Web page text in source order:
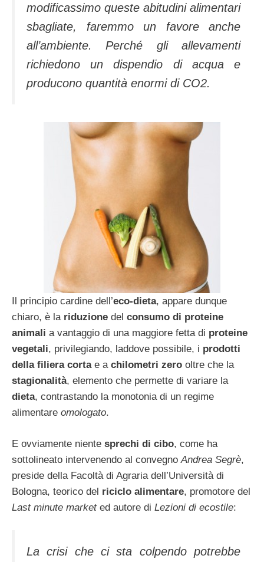
modificassimo queste abitudini alimentari
sbagliate, faremmo un favore anche
all’ambiente. Perché gli allevamenti
richiedono un dispendio di acqua e
producono quantità enormi di CO2.
Il principio cardine dell’eco-dieta, appare dunque
chiaro, è la riduzione del consumo di proteine
animali a vantaggio di una maggiore fetta di proteine
vegetali, privilegiando, laddove possibile, i prodotti
della filiera cortae a chilometri zero oltre che la
stagionalità, elemento che permette di variare la
dieta, contrastando la monotonia di un regime
alimentare omologato.
E ovviamente niente sprechi di cibo, come ha
sottolineato intervenendo al convegno Andrea Segrè,
preside della Facoltà di Agraria dell’Università di
Bologna, teorico del riciclo alimentare, promotore del
Last minute marketed autore di Lezioni di ecostile:
La crisi che ci sta colpendo potrebbe